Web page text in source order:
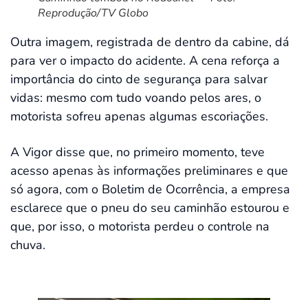
Reprodução/TV Globo
Outra imagem, registrada de dentro da cabine, dá
para ver o impacto do acidente. A cena reforça a
importância do cinto de segurança para salvar
vidas: mesmo com tudo voando pelos ares, o
motorista sofreu apenas algumas escoriações.
A Vigor disse que, no primeiro momento, teve
acesso apenas às informações preliminares e que
só agora, com o Boletim de Ocorrência, a empresa
esclarece que o pneu do seu caminhão estourou e
que, por isso, o motorista perdeu o controle na
chuva.